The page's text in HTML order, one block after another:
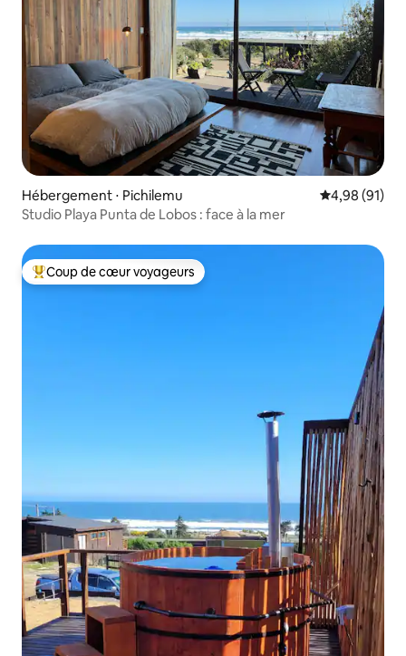
Hébergement ⋅ Pichilemu Évaluation
4,98 (91)
Studio Playa Punta de Lobos : face à la mer
Coups de cœur voyageurs les plus appréciés
Coup de cœur voyageurs